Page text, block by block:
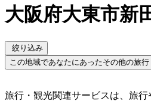
大阪府大東市新
絞り込み
この地域であなたにあったその他の旅
旅行・観光関連サービスは、旅